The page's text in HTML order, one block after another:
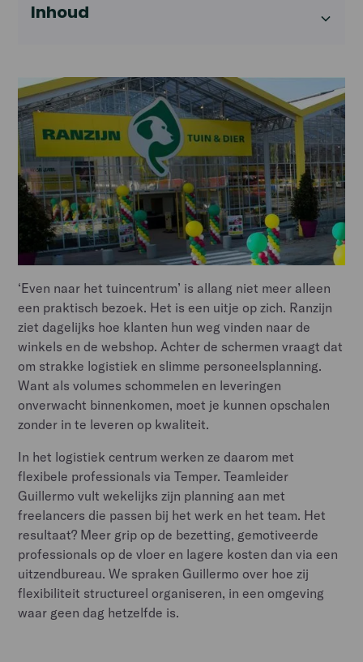
Inhoud
‘Even naar het tuincentrum’ is allang niet meer alleen
een praktisch bezoek. Het is een uitje op zich. Ranzijn
ziet dagelijks hoe klanten hun weg vinden naar de
winkels en de webshop. Achter de schermen vraagt dat
om strakke logistiek en slimme personeelsplanning.
Want als volumes schommelen en leveringen
onverwacht binnenkomen, moet je kunnen opschalen
zonder in te leveren op kwaliteit.
In het logistiek centrum werken ze daarom met
flexibele professionals via Temper. Teamleider
Guillermo vult wekelijks zijn planning aan met
freelancers die passen bij het werk en het team. Het
resultaat? Meer grip op de bezetting, gemotiveerde
professionals op de vloer en lagere kosten dan via een
uitzendbureau. We spraken Guillermo over hoe zij
flexibiliteit structureel organiseren, in een omgeving
waar geen dag hetzelfde is.